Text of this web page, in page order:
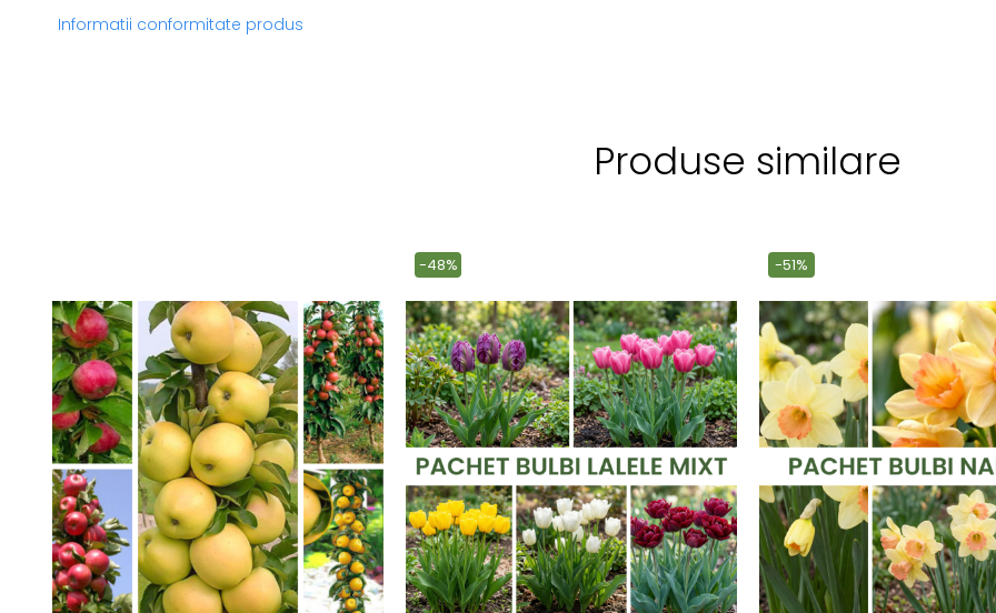
Informatii conformitate produs
Produse similare
-48% -51%